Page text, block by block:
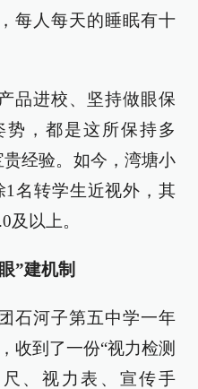
每人每天的睡眠有十
品进校、坚持做眼保
，都是这所保持多
经验。如今，湾塘小
1名转学生近视外，其
及以上。
”建机制
石河子第五中学一年
收到了一份“视力检测
、视力表、宣传手